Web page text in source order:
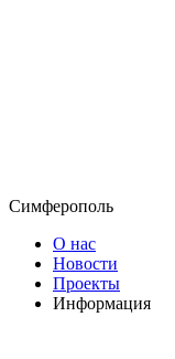
Симферополь
О нас
Новости
Проекты
Информация